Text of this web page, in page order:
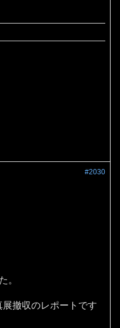
#2030
。
撤収のレポートです